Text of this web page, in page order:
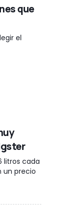
que
el
litros cada
un precio